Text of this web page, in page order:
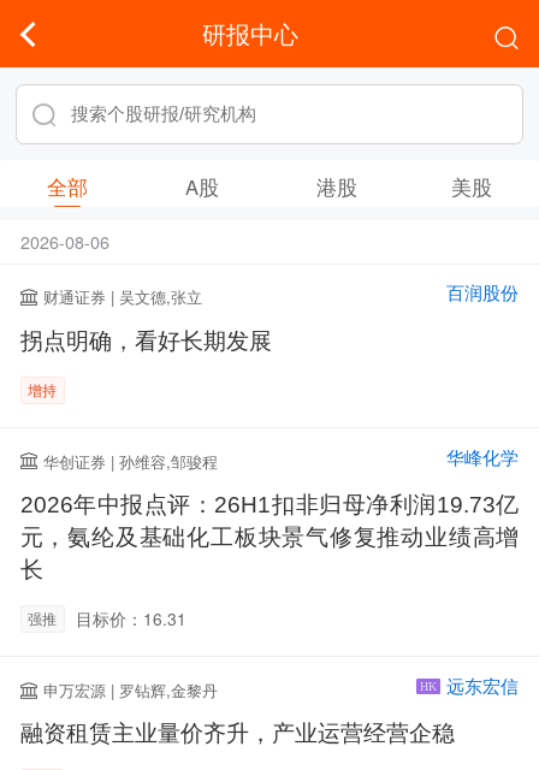
研报中心
全部 A股 港股 美股
2026-08-06
财通证券 | 吴文德,张立 百润股份
拐点明确，看好长期发展
增持
华创证券 | 孙维容,邹骏程 华峰化学
2026年中报点评：26H1扣非归母净利润19.73亿
元，氨纶及基础化工板块景气修复推动业绩高增
长
强推 目标价：16.31
申万宏源 | 罗钻辉,金黎丹 HK 远东宏信
融资租赁主业量价齐升，产业运营经营企稳